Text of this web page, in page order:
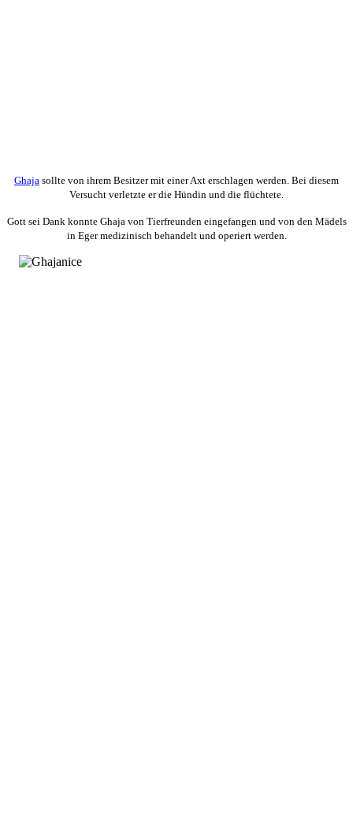
Ghaja sollte von ihrem Besitzer mit einer Axt erschlagen werden. Bei diesem
Versucht verletzte er die Hündin und die flüchtete.
Gott sei Dank konnte Ghaja von Tierfreunden eingefangen und von den Mädels
in Eger medizinisch behandelt und operiert werden.